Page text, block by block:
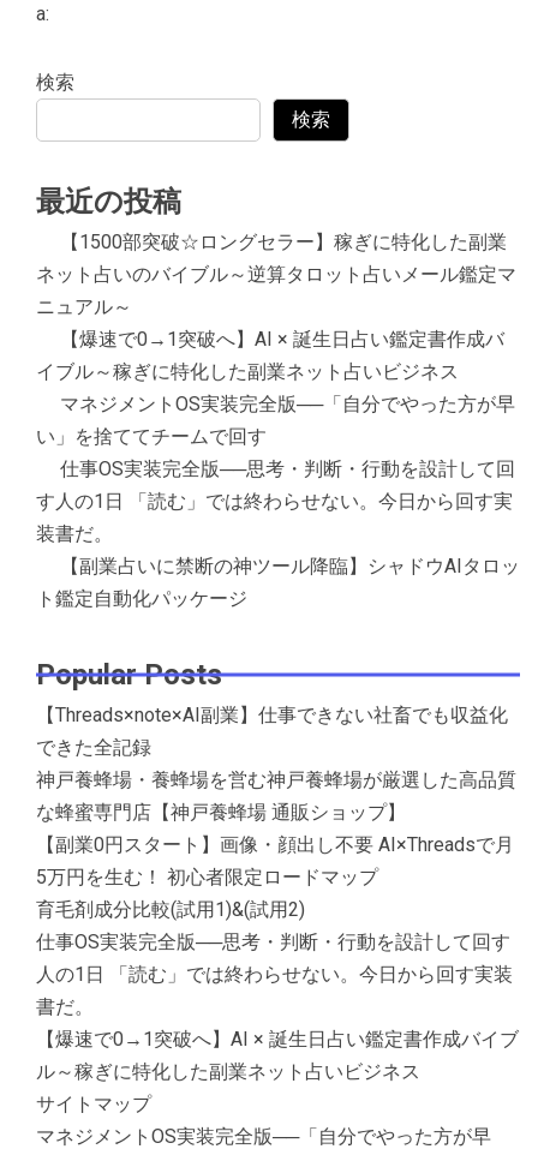
a:
検索
検索
最近の投稿
【1500部突破☆ロングセラー】稼ぎに特化した副業
ネット占いのバイブル～逆算タロット占いメール鑑定マ
ニュアル～
【爆速で0→1突破へ】AI × 誕生日占い鑑定書作成バ
イブル～稼ぎに特化した副業ネット占いビジネス
マネジメントOS実装完全版──「自分でやった方が早
い」を捨ててチームで回す
仕事OS実装完全版──思考・判断・行動を設計して回
す人の1日 「読む」では終わらせない。今日から回す実
装書だ。
【副業占いに禁断の神ツール降臨】シャドウAIタロッ
ト鑑定自動化パッケージ
Popular Posts
【Threads×note×AI副業】仕事できない社畜でも収益化
できた全記録
神戸養蜂場・養蜂場を営む神戸養蜂場が厳選した高品質
な蜂蜜専門店【神戸養蜂場 通販ショップ】
【副業0円スタート】画像・顔出し不要 AI×Threadsで月
5万円を生む！ 初心者限定ロードマップ
育毛剤成分比較(試用1)&(試用2)
仕事OS実装完全版──思考・判断・行動を設計して回す
人の1日 「読む」では終わらせない。今日から回す実装
書だ。
【爆速で0→1突破へ】AI × 誕生日占い鑑定書作成バイブ
ル～稼ぎに特化した副業ネット占いビジネス
サイトマップ
マネジメントOS実装完全版──「自分でやった方が早